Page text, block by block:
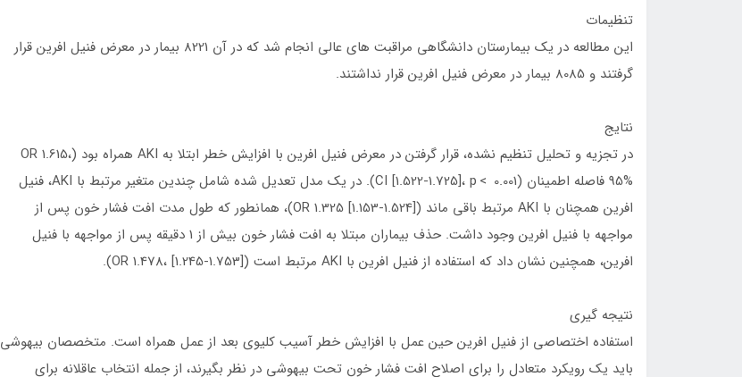
تنظیمات
این مطالعه در یک بیمارستان دانشگاهی مراقبت های عالی انجام شد که در آن 8221 بیمار در معرض فنیل افرین قرار
گرفتند و 8085 بیمار در معرض فنیل افرین قرار نداشتند.
نتایج
در تجزیه و تحلیل تنظیم نشده، قرار گرفتن در معرض فنیل افرین با افزایش خطر ابتلا به AKI همراه بود (OR 1.615،
95% فاصله اطمینان (CI [1.522-1.725]، p < 0.001). در یک مدل تعدیل شده شامل چندین متغیر مرتبط با AKI، فنیل
افرین همچنان با AKI مرتبط باقی ماند (OR 1.325 [1.153-1.524])، همانطور که طول مدت افت فشار خون پس از
مواجهه با فنیل افرین وجود داشت. حذف بیماران مبتلا به افت فشار خون بیش از 1 دقیقه پس از مواجهه با فنیل
افرین، همچنین نشان داد که استفاده از فنیل افرین با AKI مرتبط است (OR 1.478، [1.245-1.753]).
نتیجه گیری
استفاده اختصاصی از فنیل افرین حین عمل با افزایش خطر آسیب کلیوی بعد از عمل همراه است. متخصصان بیهوشی
باید یک رویکرد متعادل را برای اصلاح افت فشار خون تحت بیهوشی در نظر بگیرند، از جمله انتخاب عاقلانه برای